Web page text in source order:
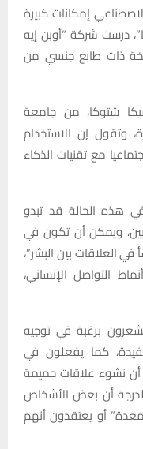
إمكانات كبيرة
درست شركة “أوبن إيه
ذات طابع جنسي من
شتوكا، من جامعة
وتقول إن الاستخدام
مع تقنيات الذكاء
هذه الحالة قد تبدو
ويمكن أن تكون في
العلاقات بين البشر”،
التواصل الإنساني،
برغبة في توجيه
كما يفعلون في
أن نشوء علاقات حميمة
لدرجة أن بعض الأشخاص
أو يعتقدون أنهم